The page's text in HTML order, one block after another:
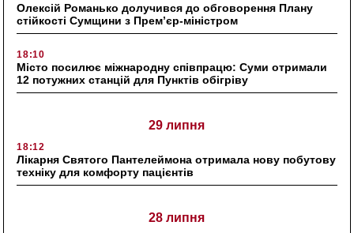
Олексій Романько долучився до обговорення Плану
стійкості Сумщини з Прем’єр-міністром
18:10
Місто посилює міжнародну співпрацю: Суми отримали
12 потужних станцій для Пунктів обігріву
29 липня
18:12
Лікарня Святого Пантелеймона отримала нову побутову
техніку для комфорту пацієнтів
28 липня